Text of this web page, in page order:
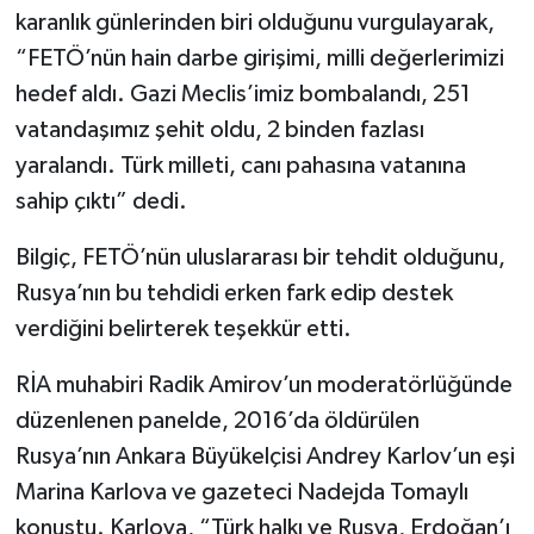
karanlık günlerinden biri olduğunu vurgulayarak,
“FETÖ’nün hain darbe girişimi, milli değerlerimizi
hedef aldı. Gazi Meclis’imiz bombalandı, 251
vatandaşımız şehit oldu, 2 binden fazlası
yaralandı. Türk milleti, canı pahasına vatanına
sahip çıktı” dedi.
Bilgiç, FETÖ’nün uluslararası bir tehdit olduğunu,
Rusya’nın bu tehdidi erken fark edip destek
verdiğini belirterek teşekkür etti.
RİA muhabiri Radik Amirov’un moderatörlüğünde
düzenlenen panelde, 2016’da öldürülen
Rusya’nın Ankara Büyükelçisi Andrey Karlov’un eşi
Marina Karlova ve gazeteci Nadejda Tomaylı
konuştu. Karlova, “Türk halkı ve Rusya, Erdoğan’ı